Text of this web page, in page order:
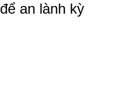
an lành kỳ